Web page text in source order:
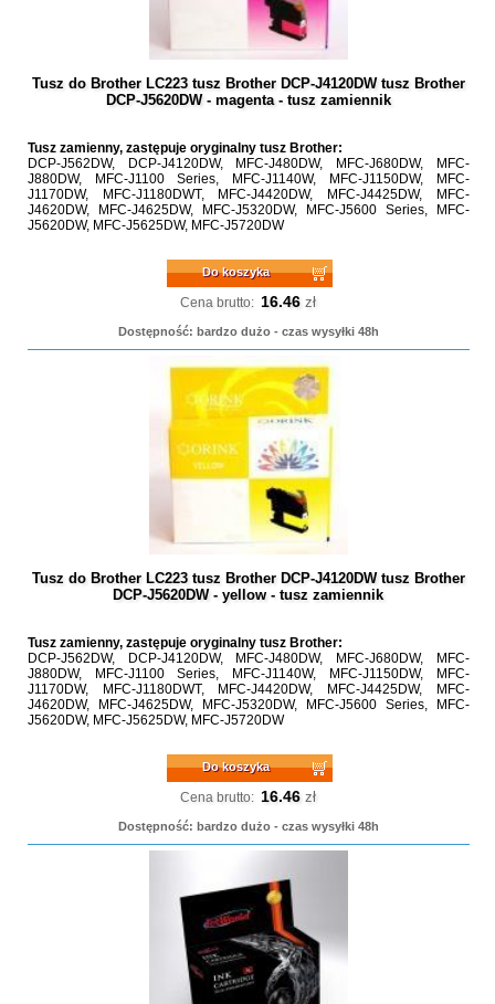
Tusz do Brother LC223 tusz Brother DCP-J4120DW tusz Brother
DCP-J5620DW - magenta - tusz zamiennik
Tusz zamienny, zastępuje oryginalny tusz Brother:
DCP-J562DW, DCP-J4120DW, MFC-J480DW, MFC-J680DW, MFC-
J880DW, MFC-J1100 Series, MFC-J1140W, MFC-J1150DW, MFC-
J1170DW, MFC-J1180DWT, MFC-J4420DW, MFC-J4425DW, MFC-
J4620DW, MFC-J4625DW, MFC-J5320DW, MFC-J5600 Series, MFC-
J5620DW, MFC-J5625DW, MFC-J5720DW
Do koszyka
Cena brutto: 16.46 zł
Dostępność: bardzo dużo - czas wysyłki 48h
Tusz do Brother LC223 tusz Brother DCP-J4120DW tusz Brother
DCP-J5620DW - yellow - tusz zamiennik
Tusz zamienny, zastępuje oryginalny tusz Brother:
DCP-J562DW, DCP-J4120DW, MFC-J480DW, MFC-J680DW, MFC-
J880DW, MFC-J1100 Series, MFC-J1140W, MFC-J1150DW, MFC-
J1170DW, MFC-J1180DWT, MFC-J4420DW, MFC-J4425DW, MFC-
J4620DW, MFC-J4625DW, MFC-J5320DW, MFC-J5600 Series, MFC-
J5620DW, MFC-J5625DW, MFC-J5720DW
Do koszyka
Cena brutto: 16.46 zł
Dostępność: bardzo dużo - czas wysyłki 48h